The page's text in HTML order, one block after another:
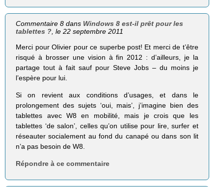
Commentaire 8 dans Windows 8 est-il prêt pour les
tablettes ? , le 22 septembre 2011
Merci pour Olivier pour ce superbe post! Et merci de t’être
risqué à brosser une vision à fin 2012 : d’ailleurs, je la
partage tout à fait sauf pour Steve Jobs – du moins je
l’espère pour lui.
Si on revient aux conditions d’usages, et dans le
prolongement des sujets ‘oui, mais’, j’imagine bien des
tablettes avec W8 en mobilité, mais je crois que les
tablettes ‘de salon’, celles qu’on utilise pour lire, surfer et
réseauter socialement au fond du canapé ou dans son lit
n’a pas besoin de W8.
Répondre à ce commentaire